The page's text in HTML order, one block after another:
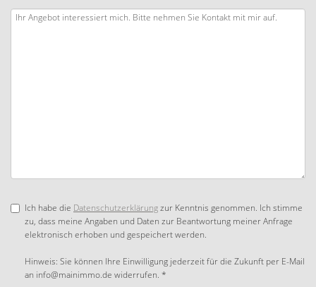
Ich habe die Datenschutzerklärungzur Kenntnis genommen. Ich stimme
zu, dass meine Angaben und Daten zur Beantwortung meiner Anfrage
elektronisch erhoben und gespeichert werden.
Hinweis: Sie können Ihre Einwilligung jederzeit für die Zukunft per E-Mail
an info@mainimmo.de widerrufen. *